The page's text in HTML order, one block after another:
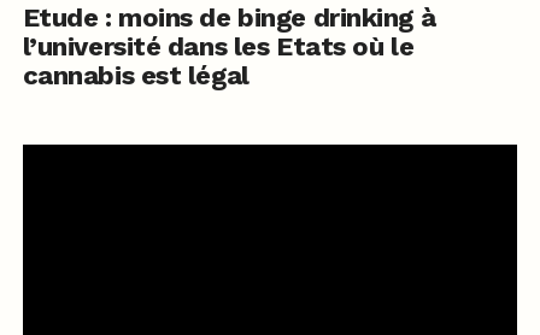
Etude : moins de binge drinking à
l’université dans les Etats où le
cannabis est légal